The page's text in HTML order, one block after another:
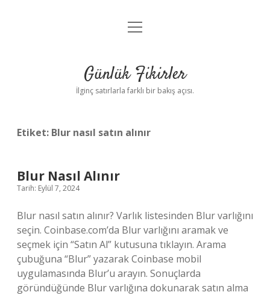
Anasayfa
Yasal Uyarı
menüyü
Günlük Fikirler
İlginç satırlarla farklı bir bakış açısı.
Etiket: Blur nasıl satın alınır
Blur Nasıl Alınır
Tarih: Eylül 7, 2024
Blur nasıl satın alınır? Varlık listesinden Blur varlığını
seçin. Coinbase.com’da Blur varlığını aramak ve
seçmek için “Satın Al” kutusuna tıklayın. Arama
çubuğuna “Blur” yazarak Coinbase mobil
uygulamasında Blur’u arayın. Sonuçlarda
göründüğünde Blur varlığına dokunarak satın alma